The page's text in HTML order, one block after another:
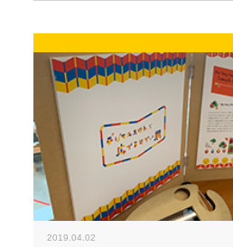
2019.04.02